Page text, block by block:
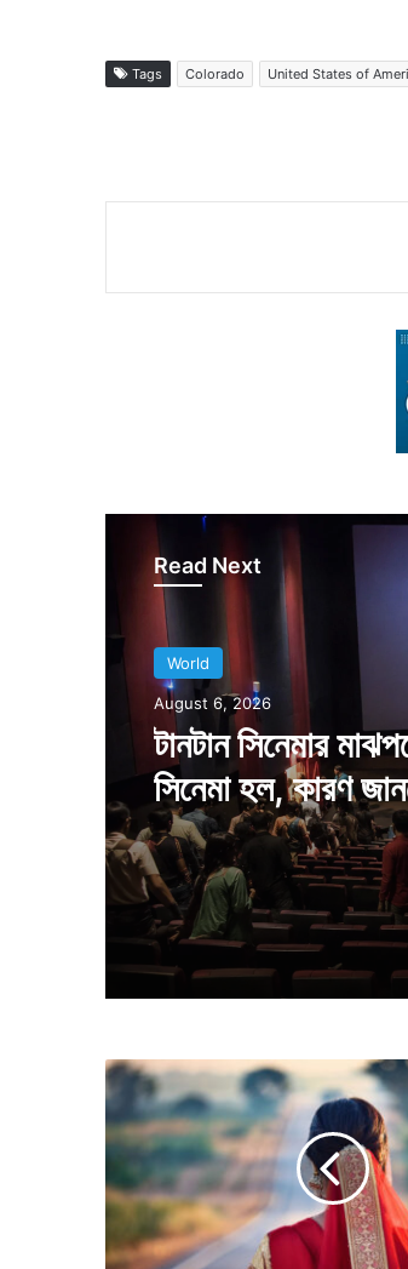
Tags Colorado United States of
Read Next
World
August 5, 2026
হিমবাহ গলে বেরিয়ে
রং করা হয়েছিল,
মে
য়ে
র
বি
র
০